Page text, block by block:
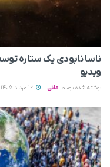
ناسا نابودی یک ستاره
ویدیو
نوشته شده توسط مانی